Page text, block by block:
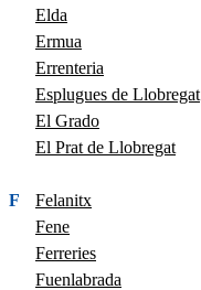
Elda
Ermua
Errenteria
Esplugues de Llobregat
El Grado
El Prat de Llobregat
F
Felanitx
Fene
Ferreries
Fuenlabrada